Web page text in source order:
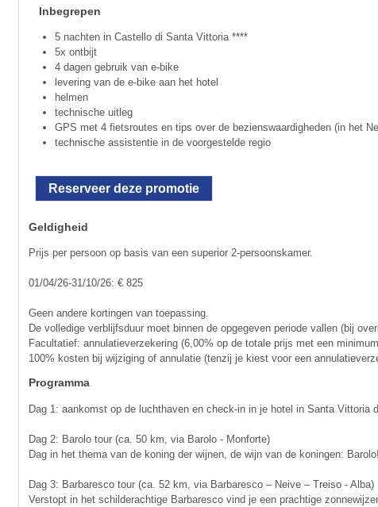
Inbegrepen
5 nachten in Castello di Santa Vittoria ****
5x ontbijt
4 dagen gebruik van e-bike
levering van de e-bike aan het hotel
helmen
technische uitleg
GPS met 4 fietsroutes en tips over de bezienswaardigheden (in het
technische assistentie in de voorgestelde regio
Reserveer deze promotie
Geldigheid
Prijs per persoon op basis van een superior 2-persoonskamer.
01/04/26-31/10/26: € 825
Geen andere kortingen van toepassing.
De volledige verblijfsduur moet binnen de opgegeven periode vallen (bij
Facultatief: annulatieverzekering (6,00% op de totale prijs met een
100% kosten bij wijziging of annulatie (tenzij je kiest voor een
Programma
Dag 1: aankomst op de luchthaven en check-in in je hotel in Santa
Dag 2: Barolo tour (ca. 50 km, via Barolo - Monforte)
Dag in het thema van de koning der wijnen, de wijn van de koningen: Barolo!
Dag 3: Barbaresco tour (ca. 52 km, via Barbaresco – Neive – Treiso - Alba)
Verstopt in het schilderachtige Barbaresco vind je een prachtige